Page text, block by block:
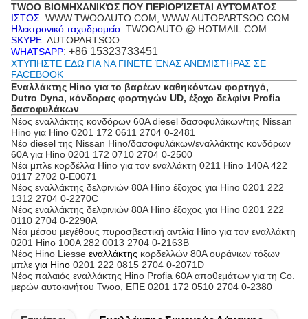
TWOO ΒΙΟΜΗΧΑΝΙΚΌΣ ΠΟΥ ΠΕΡΙΟΡΊΖΕΤΑΙ ΑΥΤΌΜΑΤΟΣ
ΙΣΤΟΣ: WWW.TWOOAUTO.COM, WWW.AUTOPARTSOO.COM
Ηλεκτρονικό ταχυδρομείο: TWOOAUTO @ HOTMAIL.COM
SKYPE: AUTOPARTSOO
WHATSAPP: +86 15323733451
ΧΤΥΠΗΣΤΕ ΕΔΩ ΓΙΑ ΝΑ ΓΙΝΕΤΕ ΈΝΑΣ ΑΝΕΜΙΣΤΗΡΑΣ ΣΕ
FACEBOOK
Εναλλάκτης Hino για το βαρέων καθηκόντων φορτηγό,
Dutro Dyna, κόνδορας φορτηγών UD, έξοχο δελφίνι Profia
δασοφυλάκων
Νέος εναλλάκτης κονδόρων 60A diesel δασοφυλάκων/της Nissan
Hino για Hino 0201 172 0611 2704 0-2481
Νέο diesel της Nissan Hino/δασοφυλάκων/εναλλάκτης κονδόρων
60A για Hino 0201 172 0710 2704 0-2500
Νέα μπλε κορδέλλα Hino για τον εναλλάκτη 0211 Hino 140A 422
0117 2702 0-E0071
Νέος εναλλάκτης δελφινιών 80A Hino έξοχος για Hino 0201 222
1312 2704 0-2270C
Νέος εναλλάκτης δελφινιών 80A Hino έξοχος για Hino 0201 222
0110 2704 0-2290A
Νέα μέσου μεγέθους πυροσβεστική αντλία Hino για τον εναλλάκτη
0201 Hino 100A 282 0013 2704 0-2163B
Νέος Hino Liesse εναλλάκτης κορδελλών 80A ουράνιων τόξων
μπλε για Hino 0201 222 0815 2704 0-2071D
Νέος παλαιός εναλλάκτης Hino Profia 60A αποθεμάτων για τη Co.
μερών αυτοκινήτου Twoo, ΕΠΕ 0201 172 0510 2704 0-2380